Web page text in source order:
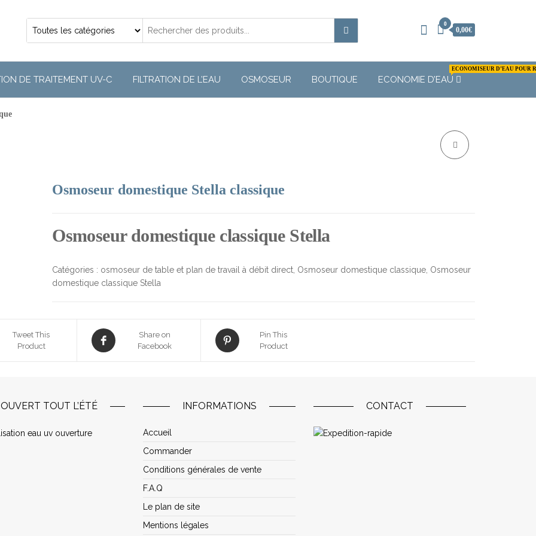
0
0,00€
DE TRAITEMENT UV-C FILTRATION DE L’EAU OSMOSEUR BOUTIQUE ECONOMIE D’EAU
ECONOMISEUR D’EAU POUR
Osmoseur domestique Stella classique
Osmoseur domestique classique Stella
Catégories : osmoseur de table et plan de travail à débit direct Osmoseur domestique classique Osmoseur
domestique classique Stella
Tweet This
Product
Share on
Facebook
Pin This
Product
OUVERT TOUT L’ÉTÉ INFORMATIONS
Accueil
Commander
Conditions générales de vente
F.A.Q
Le plan de site
Mentions légales
CONTACT